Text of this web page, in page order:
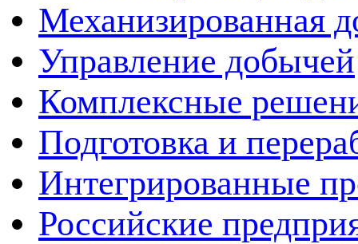
Механизированная
Управление добычей
Комплексные
Подготовка и
Интегрированные
Российские